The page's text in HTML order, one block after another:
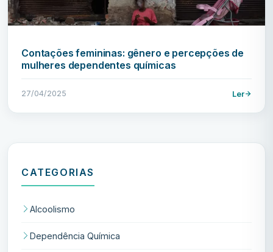
Contações femininas: gênero e percepções de
mulheres dependentes químicas
27/04/2025 Ler
CATEGORIAS
Alcoolismo
Dependência Química